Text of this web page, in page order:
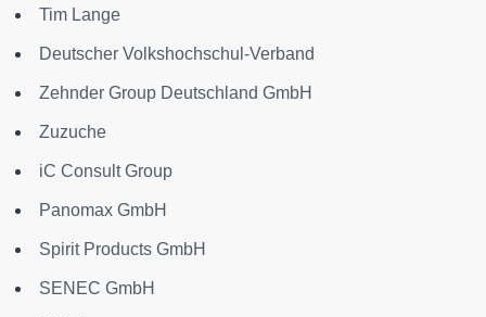
Tim Lange
Deutscher Volkshochschul-Verband
Zehnder Group Deutschland GmbH
Zuzuche
iC Consult Group
Panomax GmbH
Spirit Products GmbH
SENEC GmbH